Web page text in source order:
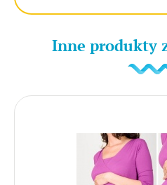
Inne produkty